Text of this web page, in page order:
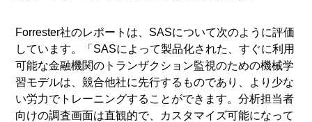
Forrester社のレポートは、SASについて次のように評価
しています。「SASによって製品化された、すぐに利用
可能な金融機関のトランザクション監視のための機械学
習モデルは、競合他社に先行するものであり、より少な
い労力でトレーニングすることができます。分析担当者
向けの調査画面は直観的で、カスタマイズ可能になって